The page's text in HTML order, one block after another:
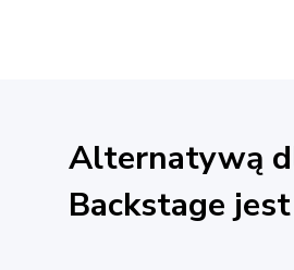
Alternatywą
Backstage